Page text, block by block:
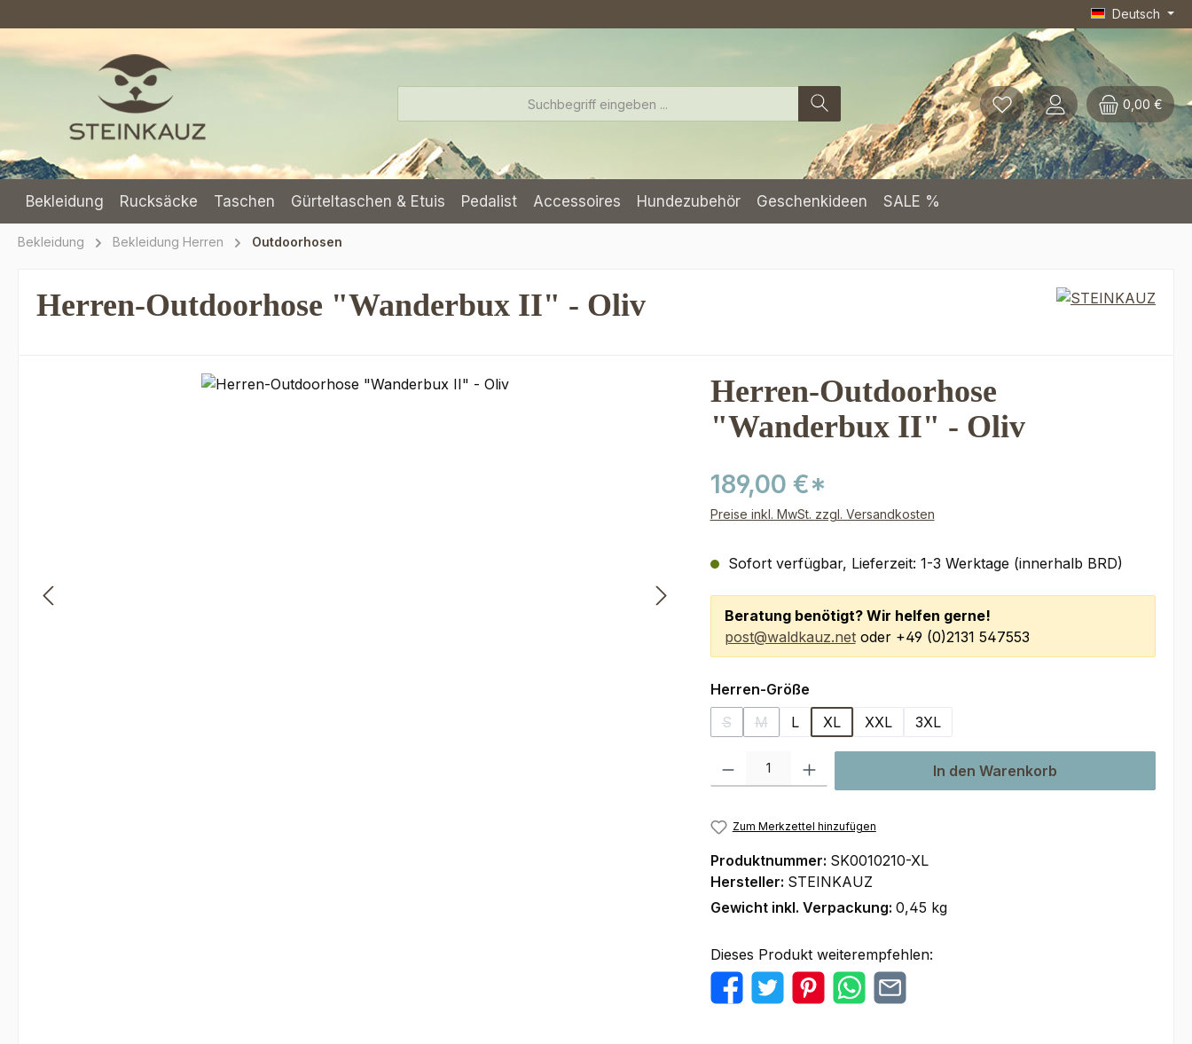
Deutsch
0,00 €
Bekleidung Rucksäcke Taschen Gürteltaschen & Etuis Pedalist Accessoires Hundezubehör Geschenkideen SALE %
Bekleidung Bekleidung Herren Outdoorhosen
Herren-Outdoorhose "Wanderbux II" - Oliv
Bildergalerie überspringen
Herren-Outdoorhose
"Wanderbux II" - Oliv
189,00 €*
Preise inkl. MwSt. zzgl. Versandkosten
Sofort verfügbar, Lieferzeit: 1-3 Werktage (innerhalb BRD)
Beratung benötigt? Wir helfen gerne!
post@waldkauz.netoder +49 (0)2131 547553
Herren-Größeauswählen
S
(Diese Option ist zurzeit nicht verfügbar.)
M
(Diese Option ist zurzeit nicht verfügbar.)
L XL XXL 3XL
Produkt Anzahl: Gib den gewünschten Wert ein oder benutze die Schaltflächen
In den Warenkorb
Zum Merkzettel hinzufügen
Produktnummer: SK0010210-XL
Hersteller: STEINKAUZ
Gewicht inkl. Verpackung: 0,45 kg
Dieses Produkt weiterempfehlen: